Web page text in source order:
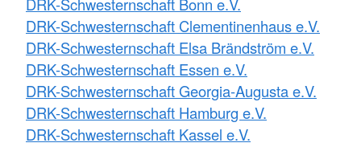
DRK-Schwesternschaft Clementinenhaus e.V.
DRK-Schwesternschaft Elsa Brändström e.V.
DRK-Schwesternschaft Essen e.V.
DRK-Schwesternschaft Georgia-Augusta e.V.
DRK-Schwesternschaft Hamburg e.V.
DRK-Schwesternschaft Kassel e.V.